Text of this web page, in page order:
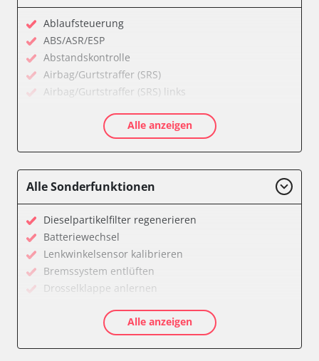
Ablaufsteuerung
ABS/ASR/ESP
Abstandskontrolle
Airbag/Gurtstraffer (SRS)
Airbag/Gurtstraffer (SRS) links
Allradelektronik
Anhängersteuergerät
Bremskraftverstärker
Diagnoseschnittstelle (EOBD/OBDII)
Differentialsperre
Einparkhilfe
Einparkhilfe Lenkhilfe
Fahrtrichtungskamera
Fernlichtassistent
Feststellbremse (EPB / SBC)
Alle anzeigen
Alle Sonderfunktionen
Dieselpartikelfilter regenerieren
Batteriewechsel
Lenkwinkelsensor kalibrieren
Bremssystem entlüften
Drosselklappe anlernen
Luftmassenmesser anlernen
Kraftstofftank entleeren
Alle anzeigen